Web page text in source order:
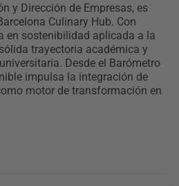
y Dirección de Empresas, es
Culinary Hub. Con
en sostenibilidad aplicada a la
trayectoria académica y
Desde el Barómetro
impulsa la integración de
motor de transformación en